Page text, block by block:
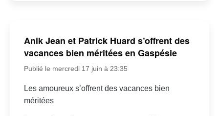
Anik Jean et Patrick Huard s’offrent des
vacances bien méritées en Gaspésie
Publié le mercredi 17 juin à 23:35
Les amoureux s’offrent des vacances bien
méritées